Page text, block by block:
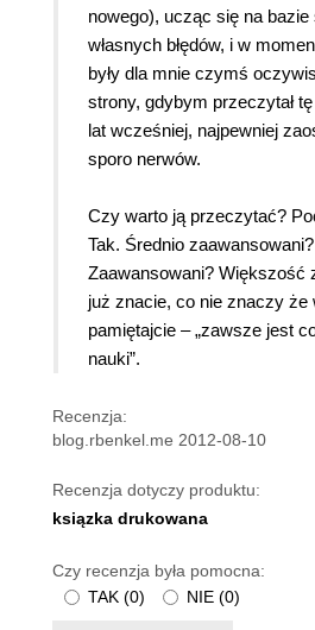
nowego), ucząc się na bazie
własnych błędów, i w
były dla mnie czymś
strony, gdybym przeczytał
lat wcześniej, najpewniej
sporo nerwów.
Czy warto ją przeczytać?
Tak. Średnio
Zaawansowani? Większość
już znacie, co nie znaczy że
pamiętajcie – „zawsze jest
nauki”.
Recenzja:
blog.rbenkel.me 2012-08-10
Recenzja dotyczy produktu:
ksiązka drukowana
Czy recenzja była pomocna:
TAK (0) NIE (0)